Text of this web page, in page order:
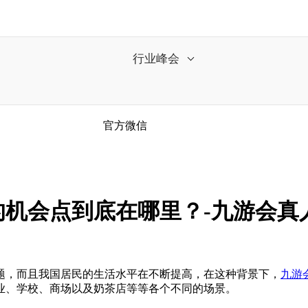
行业峰会
官方微信
会点到底在哪里？-九游会真
且我国居民的生活水平在不断提高，在这种背景下， 九游
学校、商场以及奶茶店等等各个不同的场景。